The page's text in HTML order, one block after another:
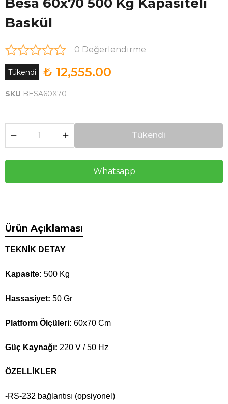
Baskül
0 Değerlendirme
Tükendi ₺ 12,555.00
SKU BESA60X70
Tükendi
Whatsapp
Ürün Açıklaması
TEKNİK DETAY
Kapasite: 500 Kg
Hassasiyet: 50 Gr
Platform Ölçüleri: 60x70 Cm
Güç Kaynağı: 220 V / 50 Hz
ÖZELLİKLER
-RS-232 bağlantısı (opsiyonel)